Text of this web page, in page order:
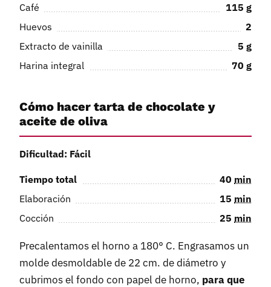
Café
115 g
Huevos
2
Extracto de vainilla
5 g
Harina integral
70 g
Cómo hacer tarta de chocolate y
aceite de oliva
Dificultad: Fácil
Tiempo total 40 min
Elaboración
15 min
Cocción
25 min
Precalentamos el horno a 180° C. Engrasamos un
molde desmoldable de 22 cm. de diámetro y
cubrimos el fondo con papel de horno, para que